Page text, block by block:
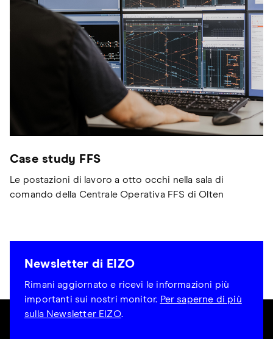
Case study FFS
Le postazioni di lavoro a otto occhi nella sala di
comando della Centrale Operativa FFS di Olten
Newsletter di EIZO
Rimani aggiornato e ricevi le informazioni più
importanti sui nostri monitor. Per saperne di più
sulla Newsletter EIZO.